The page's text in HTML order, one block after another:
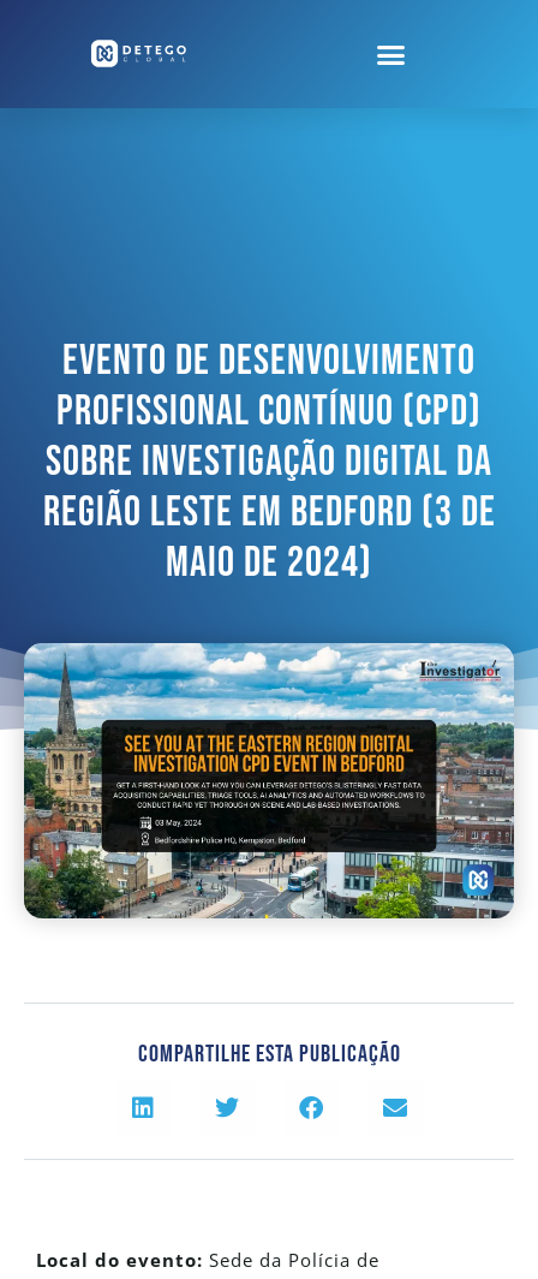
Evento De Desenvolvimento
Profissional Contínuo (CPD)
Sobre Investigação Digital Da
Região Leste Em Bedford (3 De
Maio De 2024)
Compartilhe Esta Publicação
Local do evento: Sede da Polícia de